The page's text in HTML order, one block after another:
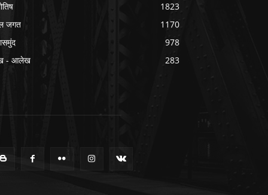
1823
जगत
1170
978
- आलेख
283